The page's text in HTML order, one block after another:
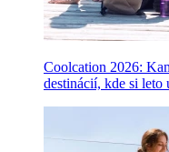
Coolcation 2026:
destinácií, kde si leto